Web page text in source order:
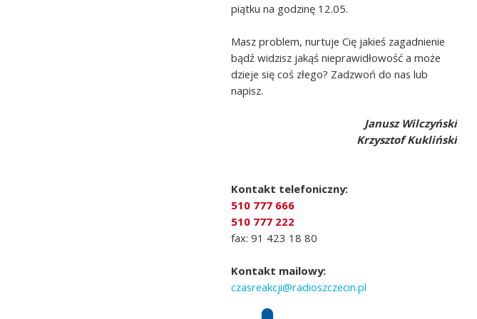
piątku na godzinę 12.05.
Masz problem, nurtuje Cię jakieś zagadnienie
bądź widzisz jakąś nieprawidłowość a może
dzieje się coś złego? Zadzwoń do nas lub
napisz.
Janusz Wilczyński
Krzysztof Kukliński
Kontakt telefoniczny:
510 777 666
510 777 222
fax: 91 423 18 80
Kontakt mailowy:
czasreakcji@radioszczecin.pl